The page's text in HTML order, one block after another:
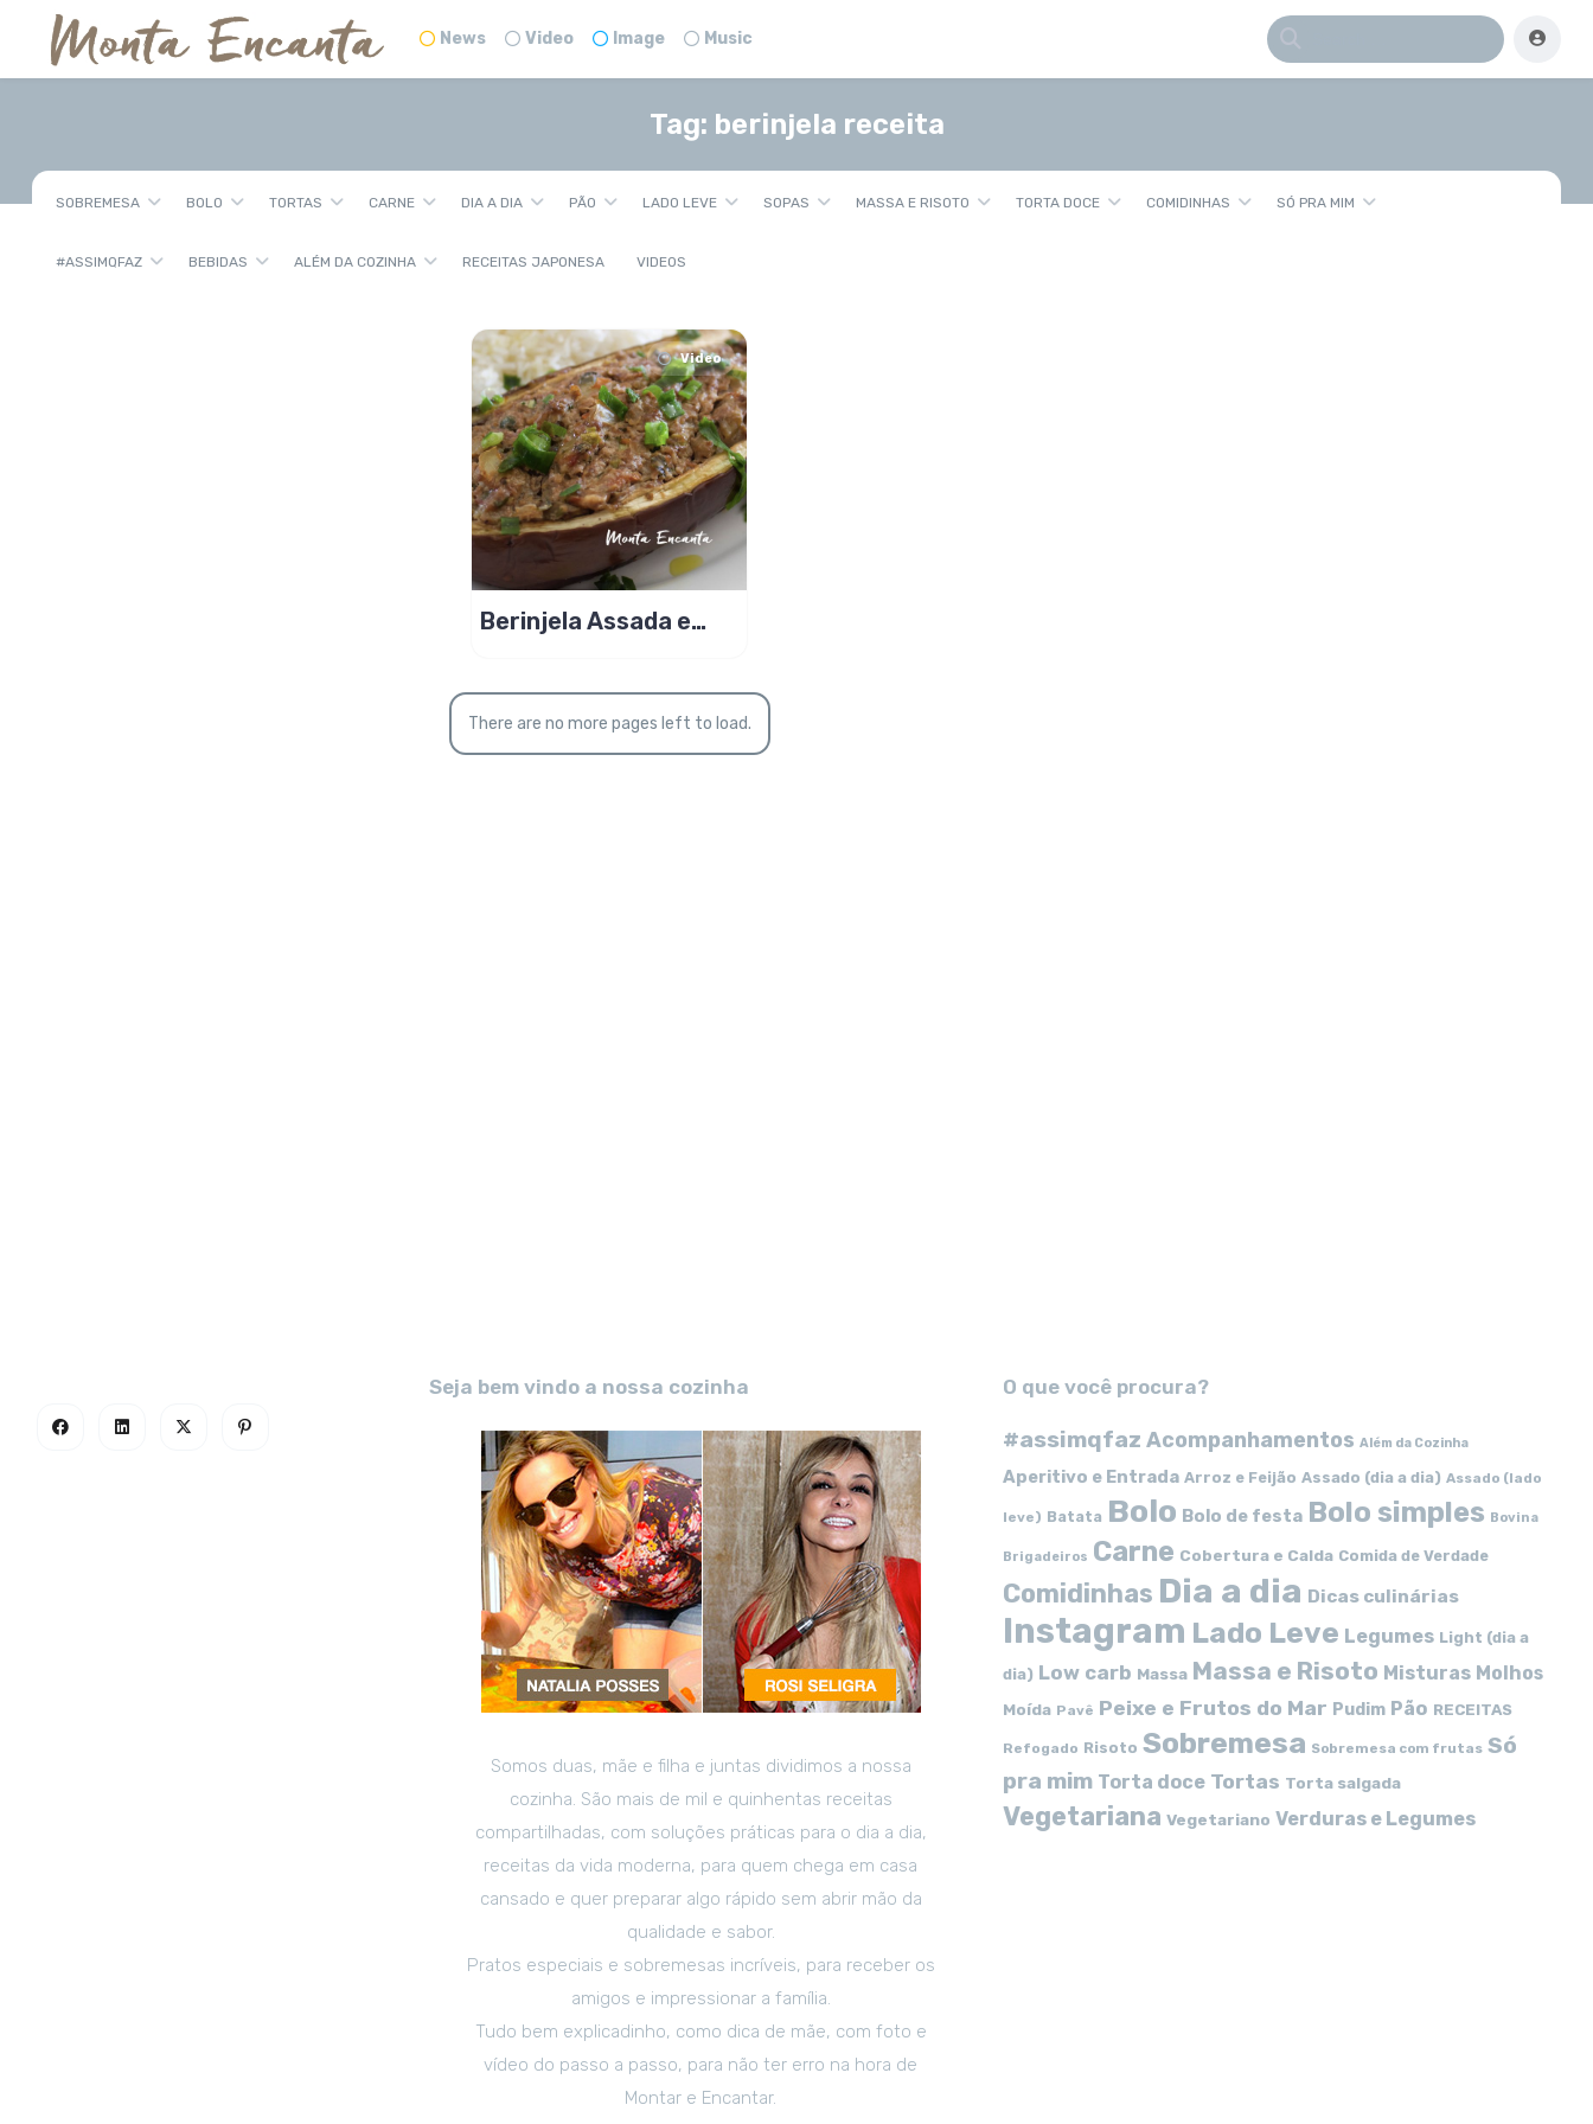
News Video Image Music
Tag: berinjela receita
SOBREMESA BOLO TORTAS CARNE DIA A DIA PÃO LADO LEVE SOPAS MASSA E RISOTO TORTA DOCE COMIDINHAS SÓ PRA MIM
#ASSIMQFAZ BEBIDAS ALÉM DA COZINHA RECEITAS JAPONESA VIDEOS
Video
Berinjela Assada e
There are no more pages left to load.
Seja bem vindo a nossa cozinha
Somos duas, mãe e filha e juntas dividimos a nossa
cozinha. São mais de mil e quinhentas receitas
compartilhadas, com soluções práticas para o dia a dia,
receitas da vida moderna, para quem chega em casa
cansado e quer preparar algo rápido sem abrir mão da
qualidade e sabor.
Pratos especiais e sobremesas incríveis, para receber os
amigos e impressionar a família.
Tudo bem explicadinho, como dica de mãe, com foto e
vídeo do passo a passo, para não ter erro na hora de
Montar e Encantar.
O que você procura?
#assimqfaz Acompanhamentos Além da Cozinha
Aperitivo e Entrada Arroz e Feijão Assado (dia a dia) Assado (lado
leve) Batata Bolo Bolo de festa Bolo simples Bovina
Brigadeiros Carne Cobertura e Calda Comida de Verdade
Comidinhas Dia a dia Dicas culinárias
Instagram Lado Leve Legumes Light (dia a
dia) Low carb Massa Massa e Risoto Misturas Molhos
Moída Pavê Peixe e Frutos do Mar Pudim Pão RECEITAS
Refogado Risoto Sobremesa Sobremesa com frutas Só
pra mim Torta doce Tortas Torta salgada
Vegetariana Vegetariano Verduras e Legumes